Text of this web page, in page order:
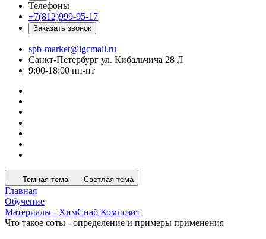
Телефоны
+7(812)999-95-17
Заказать звонок
spb-market@igcmail.ru
Санкт-Петербург ул. Кибальчича 28 Л
9:00-18:00 пн-пт
Темная тема Светлая тема
Главная
Обучение
Материалы - ХимСнаб Композит
Что такое соты - определение и примеры применения